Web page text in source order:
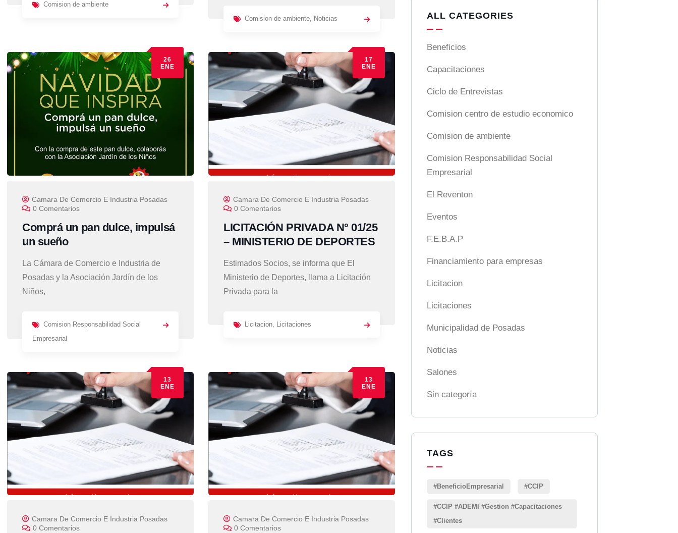
Comision de ambiente
Comision de ambiente, Noticias
26
ENE
Camara De Comercio E Industria Posadas
0 Comentarios
Comprá un pan dulce, impulsá
un sueño
La Cámara de Comercio e Industria de
Posadas y la Asociación Jardín de los
Niños,
Comision Responsabilidad Social
Empresarial
17
ENE
Camara De Comercio E Industria Posadas
0 Comentarios
LICITACIÓN PRIVADA N° 01/25
– MINISTERIO DE DEPORTES
Estimados Socios, se informa que El
Ministerio de Deportes, llama a Licitación
Privada para la
Licitacion, Licitaciones
13
ENE
Camara De Comercio E Industria Posadas
0 Comentarios
13
ENE
Camara De Comercio E Industria Posadas
0 Comentarios
ALL CATEGORIES
Beneficios
Capacitaciones
Ciclo de Entrevistas
Comision centro de estudio economico
Comision de ambiente
Comision Responsabilidad Social
Empresarial
El Reventon
Eventos
F.E.B.A.P
Financiamiento para empresas
Licitacion
Licitaciones
Municipalidad de Posadas
Noticias
Salones
Sin categoría
TAGS
#BeneficioEmpresarial #CCIP
#CCIP #ADEMI #Gestion #Capacitaciones
#Clientes